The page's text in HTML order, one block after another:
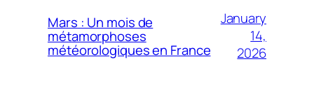
Mars : Un mois de
métamorphoses
météorologiques en France
January
14,
2026